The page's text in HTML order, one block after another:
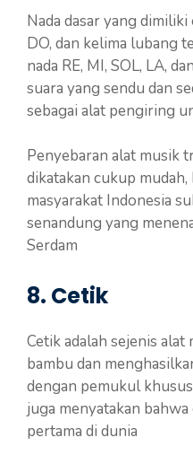
Nada dasar yang
DO, dan kelima lubang
nada RE, MI, SOL, LA,
suara yang sendu dan
sebagai alat pengiring
Penyebaran alat musik
dikatakan cukup
masyarakat Indonesia
senandung yang
Serdam
8. Cetik
Cetik adalah sejenis
bambu dan
dengan pemukul
juga menyatakan
pertama di dunia